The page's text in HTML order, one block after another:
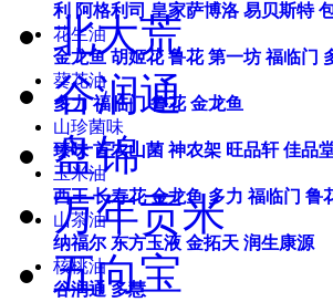
利 阿格利司 皇家萨博洛 易贝斯特
花生油
金龙鱼 胡姬花 鲁花 第一坊 福临门
葵花油
多力 福临门 鲁花 金龙鱼
山珍菌味
臻味 首农山菌 神农架 旺品轩 佳品
玉米油
西王 长寿花 金龙鱼 多力 福临门 鲁
山茶油
纳福尔 东方玉液 金拓天 润生康源
核桃油
谷润通 多慧
北大荒
谷润通
盘锦
万年贡米
五向宝